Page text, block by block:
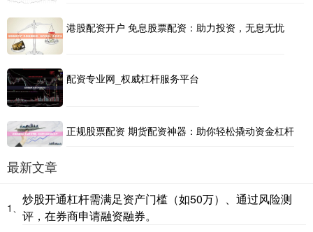
港股配资开户 免息股票配资：助力投资，无息无忧
配资专业网_权威杠杆服务平台
正规股票配资 期货配资神器：助你轻松撬动资金杠杆
最新文章
1、
炒股开通杠杆需满足资产门槛（如50万）、通过风险测
评，在券商申请融资融券。